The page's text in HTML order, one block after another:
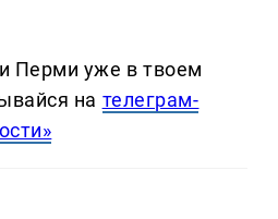
Перми уже в твоем
на телеграм-